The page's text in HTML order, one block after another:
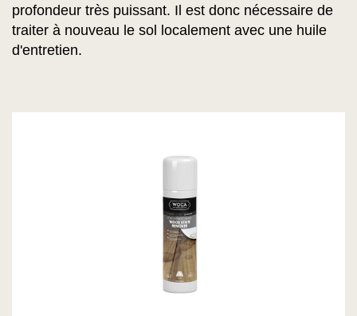
profondeur très puissant. Il est donc nécessaire de
traiter à nouveau le sol localement avec une huile
d'entretien.